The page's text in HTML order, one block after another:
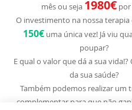
mês ou seja 1980€por
O investimento na nossa terapia
150€ uma única vez! Já viu
poupar?
E qual o valor que dá a sua vida!?
da sua saúde?
Também podemos realizar um
complementar para que não